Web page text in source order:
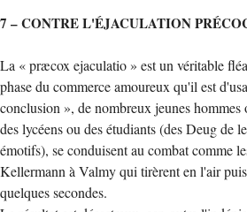
7 – CONTRE L'ÉJACULATION
La « præcox ejaculatio » est un véritable
phase du commerce amoureux qu'il est
conclusion », de nombreux jeunes hommes
des lycéens ou des étudiants (des Deug de
émotifs), se conduisent au combat comme
Kellermann à Valmy qui tirèrent en l'air
quelques secondes.